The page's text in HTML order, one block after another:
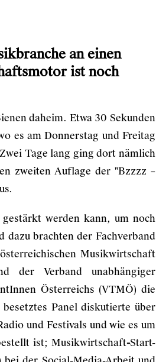
an einen
ist noch
daheim. Etwa 30 Sekunden
es am Donnerstag und Freitag
Tage lang ging dort nämlich
zweiten Auflage der "Bzzzz –
werden kann, um noch
dazu brachten der Fachverband
Musikwirtschaft
der Verband unabhängiger
Österreichs (VTMÖ) die
Panel diskutierte über
und Festivals und wie es um
ist; Musikwirtschaft-Start-